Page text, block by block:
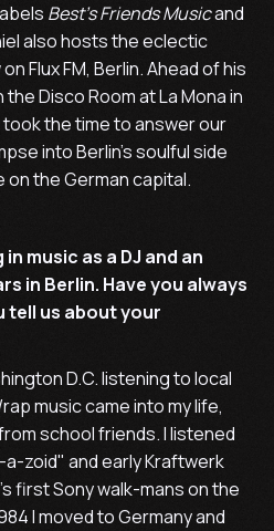
Best’s Friends Musicand
also hosts the eclectic
Flux FM, Berlin. Ahead of his
Disco Room at La Mona in
the time to answer our
into Berlin’s soulful side
the German capital.
music as a DJ and an
in Berlin. Have you always
tell us about your
D.C. listening to local
music came into my life,
school friends. I listened
zoid" and early Kraftwerk
first Sony walk-mans on the
I moved to Germany and